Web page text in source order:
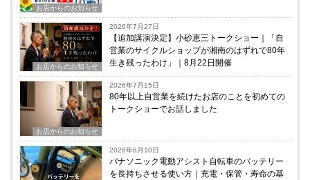
お店からのお知らせ
お店からのお知らせ
2026年7月27日
【追加講演決定】小砂恵三トークショー｜「自
営業のサイクルショップが湘南のはずれで80年
生き残ったわけ」｜8月22日開催
お店からのお知らせ
2026年7月15日
80年以上自営業を続けたお店のことを初めての
トークショーでお話しました
2026年6月10日
パナソニック電動アシスト自転車のバッテリー
を長持ちさせる使い方｜充電・保管・寿命の基